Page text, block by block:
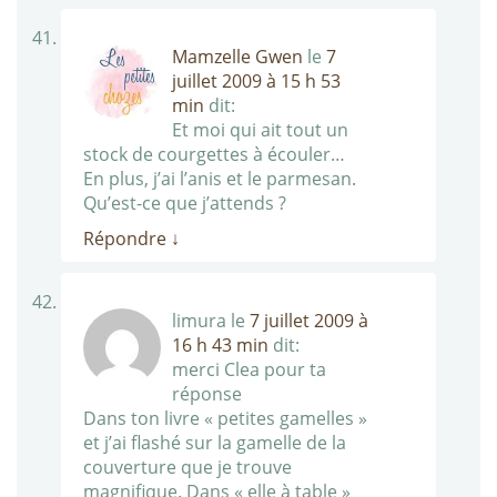
Mamzelle Gwen le 7
juillet 2009 à 15 h 53
min dit:
Et moi qui ait tout un
stock de courgettes à écouler…
En plus, j’ai l’anis et le parmesan.
Qu’est-ce que j’attends ?
Répondre ↓
limura le 7 juillet 2009 à
16 h 43 min dit:
merci Clea pour ta
réponse
Dans ton livre « petites gamelles »
et j’ai flashé sur la gamelle de la
couverture que je trouve
magnifique. Dans « elle à table »